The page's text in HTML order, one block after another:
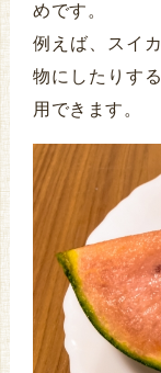
めです。
例えば、スイ
物にしたりす
用できます。